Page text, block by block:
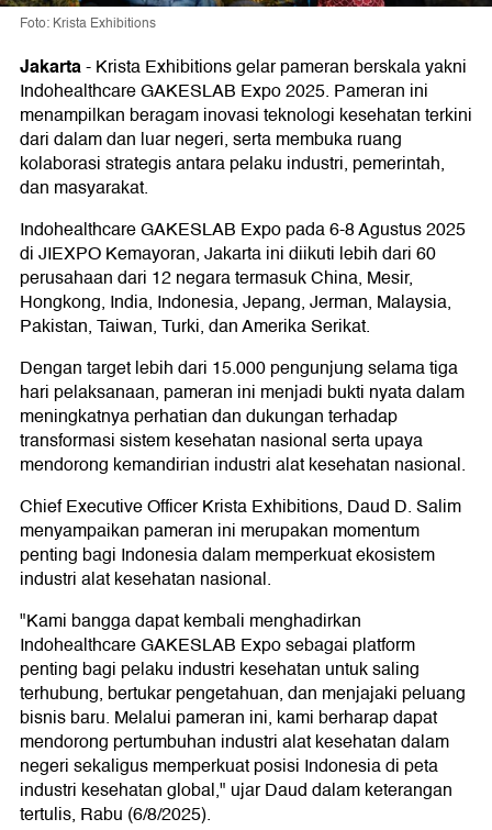
Foto: Krista Exhibitions
Jakarta-Krista Exhibitions gelar pameran berskala yakni
Indohealthcare GAKESLAB Expo 2025. Pameran ini
menampilkan beragam inovasi teknologi kesehatan terkini
dari dalam dan luar negeri, serta membuka ruang
kolaborasi strategis antara pelaku industri, pemerintah,
dan masyarakat.
Indohealthcare GAKESLAB Expo pada 6-8 Agustus 2025
di JIEXPO Kemayoran, Jakarta ini diikuti lebih dari 60
perusahaan dari 12 negara termasuk China, Mesir,
Hongkong, India, Indonesia, Jepang, Jerman, Malaysia,
Pakistan, Taiwan, Turki, dan Amerika Serikat.
Dengan target lebih dari 15.000 pengunjung selama tiga
hari pelaksanaan, pameran ini menjadi bukti nyata dalam
meningkatnya perhatian dan dukungan terhadap
transformasi sistem kesehatan nasional serta upaya
mendorong kemandirian industri alat kesehatan nasional.
Chief Executive Officer Krista Exhibitions, Daud D. Salim
menyampaikan pameran ini merupakan momentum
penting bagi Indonesia dalam memperkuat ekosistem
industri alat kesehatan nasional.
"Kami bangga dapat kembali menghadirkan
Indohealthcare GAKESLAB Expo sebagai platform
penting bagi pelaku industri kesehatan untuk saling
terhubung, bertukar pengetahuan, dan menjajaki peluang
bisnis baru. Melalui pameran ini, kami berharap dapat
mendorong pertumbuhan industri alat kesehatan dalam
negeri sekaligus memperkuat posisi Indonesia di peta
industri kesehatan global," ujar Daud dalam keterangan
tertulis, Rabu (6/8/2025).